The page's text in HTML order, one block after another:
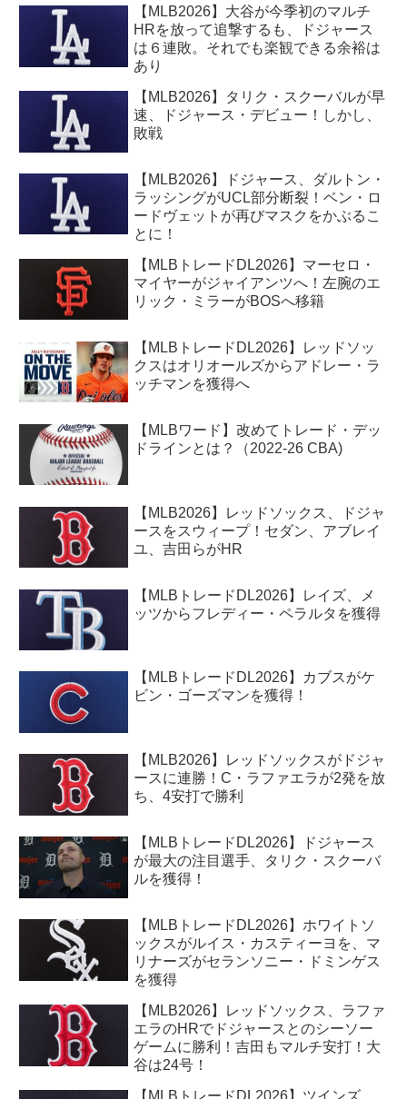
【MLB2026】大谷が今季初のマルチ
HRを放って追撃するも、ドジャース
は６連敗。それでも楽観できる余裕は
あり
【MLB2026】タリク・スクーバルが早
速、ドジャース・デビュー！しかし、
敗戦
【MLB2026】ドジャース、ダルトン・
ラッシングがUCL部分断裂！ベン・ロ
ードヴェットが再びマスクをかぶるこ
とに！
【MLBトレードDL2026】マーセロ・
マイヤーがジャイアンツへ！左腕のエ
リック・ミラーがBOSへ移籍
【MLBトレードDL2026】レッドソッ
クスはオリオールズからアドレー・ラ
ッチマンを獲得へ
【MLBワード】改めてトレード・デッ
ドラインとは？（2022-26 CBA)
【MLB2026】レッドソックス、ドジャ
ースをスウィープ！セダン、アブレイ
ユ、吉田らがHR
【MLBトレードDL2026】レイズ、メ
ッツからフレディー・ペラルタを獲得
【MLBトレードDL2026】カブスがケ
ビン・ゴーズマンを獲得！
【MLB2026】レッドソックスがドジャ
ースに連勝！C・ラファエラが2発を放
ち、4安打で勝利
【MLBトレードDL2026】ドジャース
が最大の注目選手、タリク・スクーバ
ルを獲得！
【MLBトレードDL2026】ホワイトソ
ックスがルイス・カスティーヨを、マ
リナーズがセランソニー・ドミンゲス
を獲得
【MLB2026】レッドソックス、ラファ
エラのHRでドジャースとのシーソー
ゲームに勝利！吉田もマルチ安打！大
谷は24号！
【MLBトレードDL2026】ツインズ、